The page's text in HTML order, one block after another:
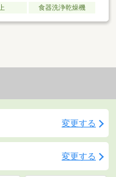
食器洗浄乾燥機
変更する
変更する